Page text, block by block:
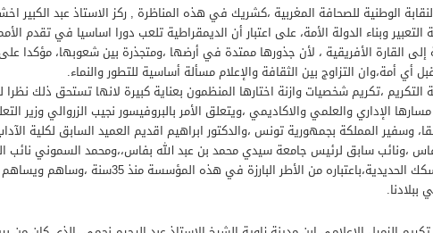
الوطنية للصحافة المغربية ،كشريك في هذه المناظرة , ركز الاستاذ عبد الكبير
وبناء الدولة الأمة، على اعتبار أن الديمقراطية تلعب دورا اساسيا في تقدم
إلى القارة الأفريقية ، لأن جذورها ممتدة في أرضها ،ومتجذرة بين شعوبها، مؤكدا
أمة،وان التزاوج بين الثقافة والإعلام مسألة أساسية للتطور والنماء.
،تكريم شخصيات وازنة اختارها المنظمون بعناية كبيرة لانها تستحق ذلك نظرا
الإداري والعلمي والاكاديمي ،ويتعلق الأمر بالبروفيسور نجيب الزروالي وزير
وسفير المملكة بجمهورية تونس ،والدكتور ابراهيم اقديم العميد السابق لكلية
،ونائب سابق لرئيس جامعة سيدي محمد بن عبد الله بفاس،،ومحمد السموني نائب
للمكتب الوطني للسكك الحديدية،باعتباره من الأطر البارزة في هذه